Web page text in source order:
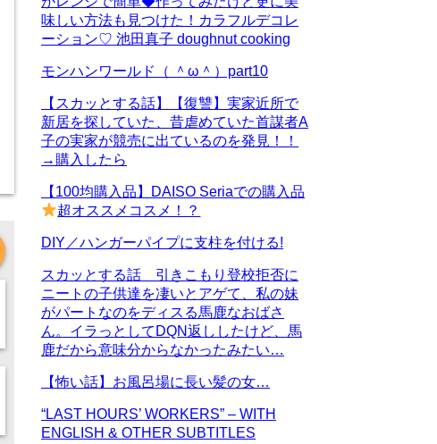
味しい方法も見つけた！カラフルデコレ
ーション♡ 池田真子 doughnut cooking
モンハンワールド（ ＾ω＾）part10
【スカッとする話】【復讐】実家近所で
新居を探していた、昔虐めていた首謀者A
子の実家が競売に出ているのを発見！！
→購入したら
【100均購入品】DAISO Seriaでの購入品
超オススメコスメ！？
DIY／ハンガーパイプに支柱を付ける!
スカッとする話 引きこもり登校拒否に
ニートの子供達を凄いとアゲて、私の妹
がパートなのをディスる馬鹿なおばさ
ん。イラっとしてDQN返ししたけど、馬
鹿だから意味分からなかったみたい…
【怖い話】お風呂場に長い髪の女…
“LAST HOURS’ WORKERS” – WITH
ENGLISH & OTHER SUBTITLES